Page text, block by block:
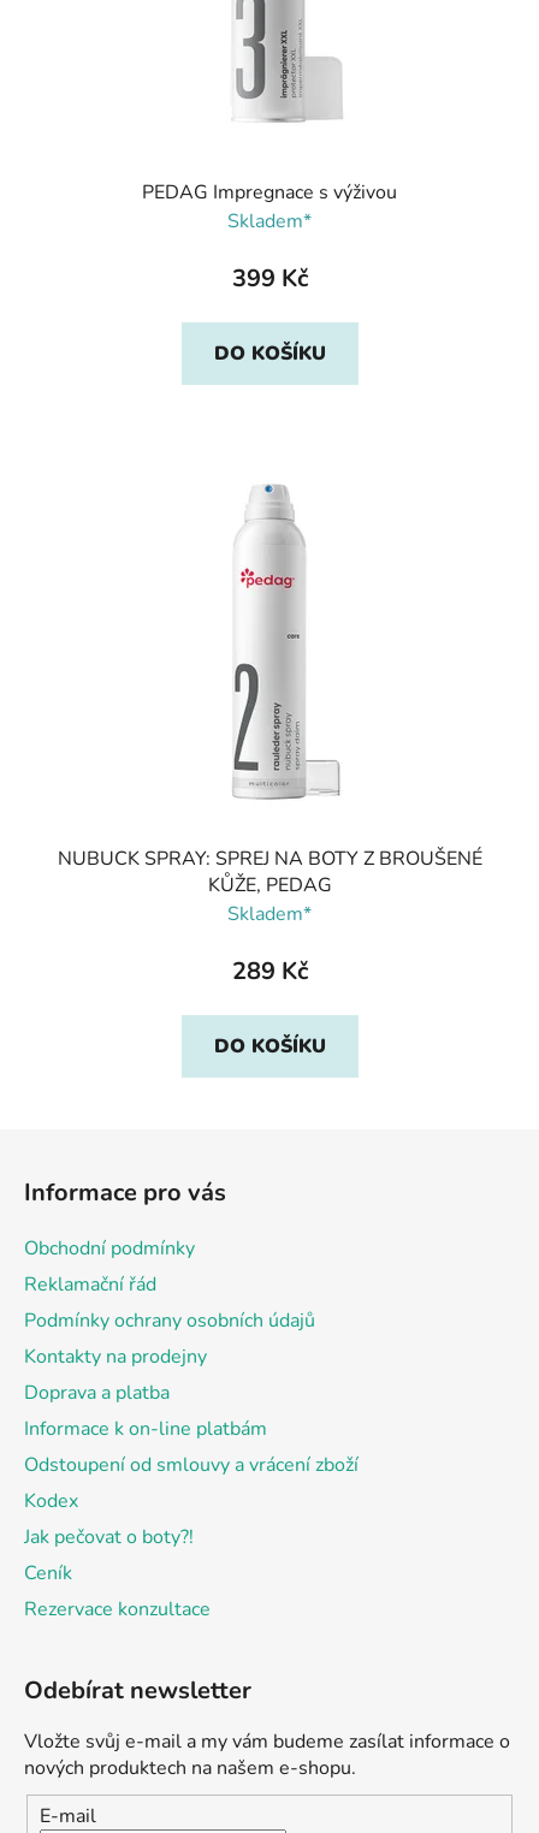
PEDAG Impregnace s výživou
Skladem*
399 Kč
DO KOŠÍKU
NUBUCK SPRAY: SPREJ NA BOTY Z BROUŠENÉ
KŮŽE, PEDAG
Skladem*
289 Kč
DO KOŠÍKU
Informace pro vás
Obchodní podmínky
Reklamační řád
Podmínky ochrany osobních údajů
Kontakty na prodejny
Doprava a platba
Informace k on-line platbám
Odstoupení od smlouvy a vrácení zboží
Kodex
Jak pečovat o boty?!
Ceník
Rezervace konzultace
Odebírat newsletter
Vložte svůj e-mail a my vám budeme zasílat informace o
nových produktech na našem e-shopu.
E-mail